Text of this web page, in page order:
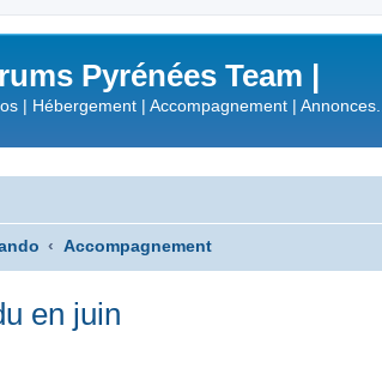
Pyrénées Team |
| Hébergement | Accompagnement | Annonces...
Accompagnement
en juin